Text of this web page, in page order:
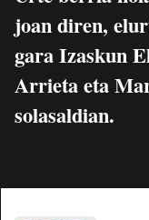
joan diren,
gara Izaskun
Arrieta eta
solasaldian.